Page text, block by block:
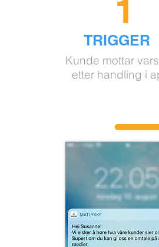
1
Kunde mottar
etter handling i
TRIGGER